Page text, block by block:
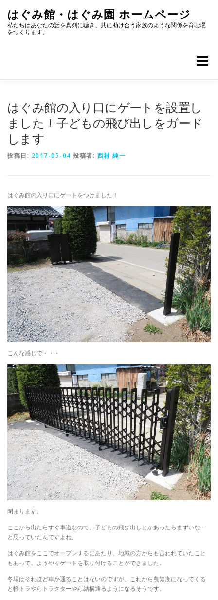
ッ
はぐみ館・はぐみ園 ホームページ
私たちはあなたの話を真剣に聴き、共に助け合う家族のような関係を育む場
をつくります。
メニュー
お知らせ
はぐみ館の入り口にゲートを設置し
ました！子どもの飛び出しをガード
します
投稿日: 2017-05-04 投稿者: 西村 純一
はぐみ館の入り口にゲートをつけました！
こんな感じで・・・
閉まります。
ここから出たらすぐ車道なので、子どもの飛び出しとかあったらまずいなー
と思っていたんですよね。
はぐみ館をここでオープンするにあたり、地域の方からも言われていたこと
もあって、ようやくゲートを取り付けることができました。
冬場はそれほど車が通ることはないのですが、これから農繁期になってくる
と軽トラやらトラクターやら結構通るようになるそうです。